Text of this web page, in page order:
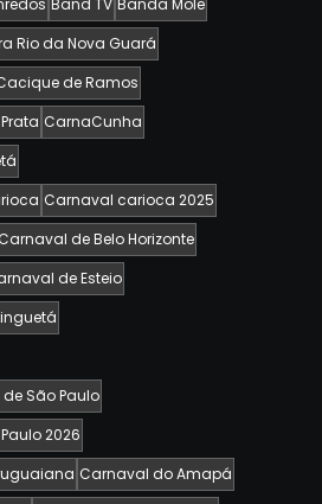
Band TV Banda Mole
Rio da Nova Guará
de Ramos
CarnaCunha
Carnaval carioca 2025
Carnaval de Belo Horizonte
de Esteio
São Paulo
2026
Carnaval do Amapá